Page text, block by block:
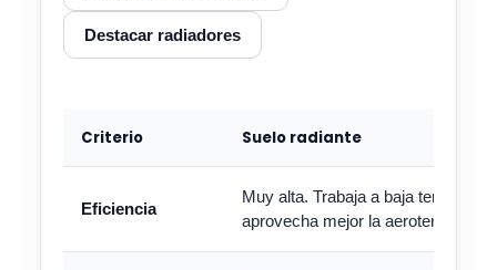
Destacar radiadores
Criterio Suelo radiante
Eficiencia
Muy alta. Trabaja a baja
aprovecha mejor la aerotermia.